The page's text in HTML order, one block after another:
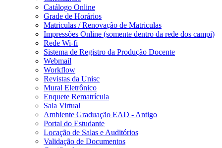
Catálogo Online
Grade de Horários
Matriculas / Renovação de Matriculas
Impressões Online (somente dentro da rede dos campi)
Rede Wi-fi
Sistema de Registro da Produção Docente
Webmail
Workflow
Revistas da Unisc
Mural Eletrônico
Enquete Rematrícula
Sala Virtual
Ambiente Graduação EAD - Antigo
Portal do Estudante
Locação de Salas e Auditórios
Validação de Documentos